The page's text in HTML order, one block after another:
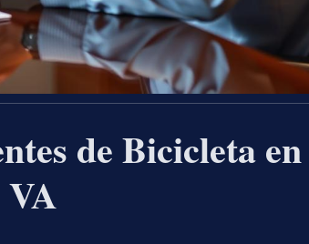
de Bicicleta
VA